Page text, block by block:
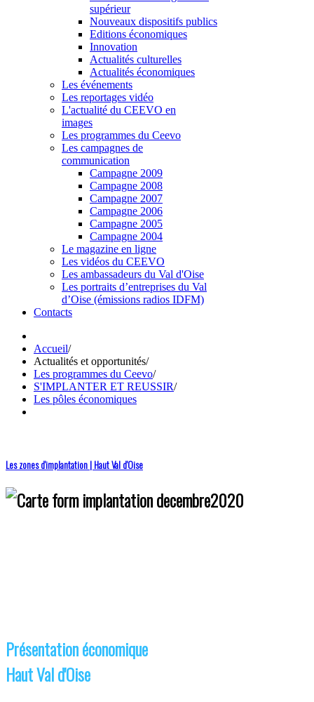
supérieur
Nouveaux dispositifs publics
Editions économiques
Innovation
Actualités culturelles
Actualités économiques
Les événements
Les reportages vidéo
L'actualité du CEEVO en
images
Les programmes du Ceevo
Les campagnes de
communication
Campagne 2009
Campagne 2008
Campagne 2007
Campagne 2006
Campagne 2005
Campagne 2004
Le magazine en ligne
Les vidéos du CEEVO
Les ambassadeurs du Val d'Oise
Les portraits d’entreprises du Val
d’Oise (émissions radios IDFM)
Contacts
Accueil/
Actualités et opportunités/
Les programmes du Ceevo/
S'IMPLANTER ET REUSSIR/
Les pôles économiques
Les zones d'implantation | Haut Val d'Oise
Présentation économique
Haut Val d'Oise